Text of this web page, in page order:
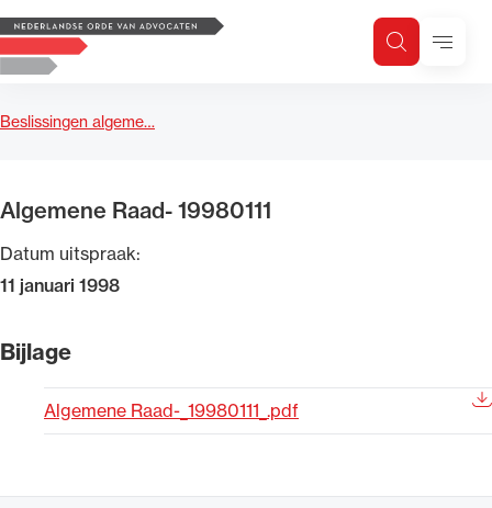
Logo, to the homepage
ZoekenMenu
Beslissingen algeme…
Algemene Raad- 19980111
Datum uitspraak:
11 januari 1998
Bijlage
Algemene Raad-_19980111_.pdf
Zoeken
Zoek op trefwoord